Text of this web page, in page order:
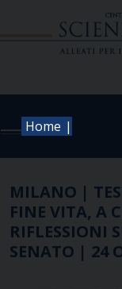
Home |
MILANO |
FINE VITA, A
RIFLESSIONI
SENATO | 24